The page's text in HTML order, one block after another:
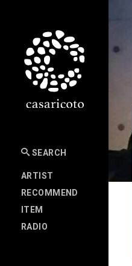
SEARCH
ARTIST
RECOMMEND
ITEM
RADIO